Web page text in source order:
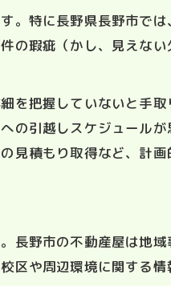
よる教育費の違いに注意
計と学校費用の見直し方
る不動産会社の選び方
示と説明のチェックポイ
る査定根拠の確かめ方
税金を比較する視点
主な費用とその内訳を解
特に長野県長野市で
の瑕疵（かし、見えな
を把握していないと手
引越しスケジュール
積もり取得など、計画
長野市の不動産屋は地
区や周辺環境に関する情